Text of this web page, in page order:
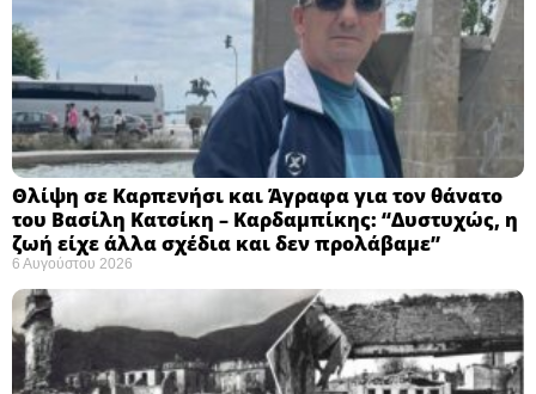
Θλίψη σε Καρπενήσι και Άγραφα για τον θάνατο
του Βασίλη Κατσίκη – Καρδαμπίκης: “Δυστυχώς, η
ζωή είχε άλλα σχέδια και δεν προλάβαμε”
6 Αυγούστου 2026